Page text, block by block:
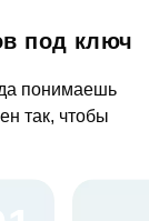
под ключ
понимаешь
так, чтобы